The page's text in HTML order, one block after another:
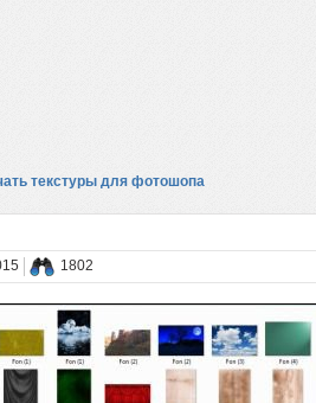
текстуры для фотошопа
1802